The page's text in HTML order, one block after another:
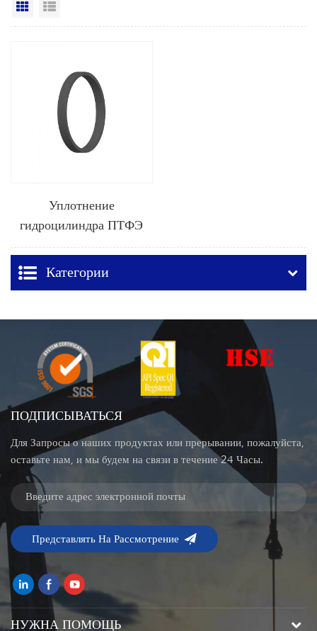
Вид сетки
Уплотнение
гидроцилиндра ПТФЭ
KZT
Категории
ПОДПИСЫВАТЬСЯ
Для Запросы о наших продуктах или прерывании, пожалуйста,
оставьте нам, и мы будем на связи в течение 24 Часы.
НУЖНА ПОМОЩЬ